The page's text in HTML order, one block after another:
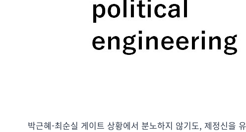
박근혜-최순실 게이트 상황에서 분노하지 않기도, 제정신을